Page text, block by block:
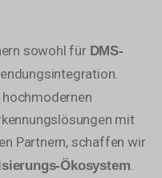
sowohl für DMS-
mit
Partnern, schaffen wir
Ökosystem